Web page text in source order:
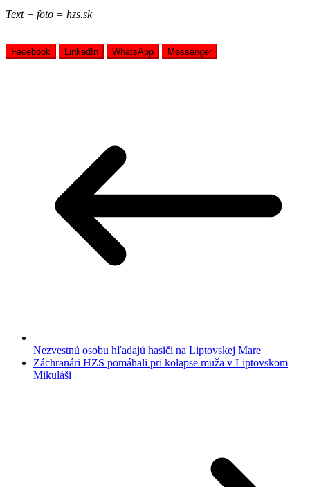
Text + foto = hzs.sk
Facebook LinkedIn WhatsApp Messenger
Nezvestnú osobu hľadajú hasiči na Liptovskej Mare
Záchranári HZS pomáhali pri kolapse muža v Liptovskom
Mikuláši